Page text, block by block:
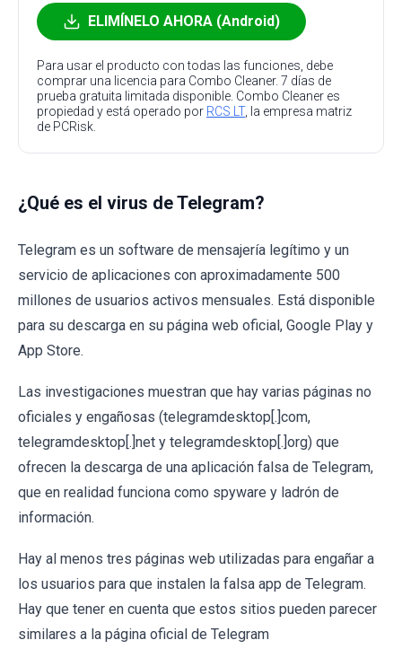
ELIMÍNELO AHORA (Android)
Para usar el producto con todas las funciones, debe
comprar una licencia para Combo Cleaner. 7 días de
prueba gratuita limitada disponible. Combo Cleaner es
propiedad y está operado por RCS LT, la empresa matriz
de PCRisk.
¿Qué es el virus de Telegram?
Telegram es un software de mensajería legítimo y un
servicio de aplicaciones con aproximadamente 500
millones de usuarios activos mensuales. Está disponible
para su descarga en su página web oficial, Google Play y
App Store.
Las investigaciones muestran que hay varias páginas no
oficiales y engañosas (telegramdesktop[.]com,
telegramdesktop[.]net y telegramdesktop[.]org) que
ofrecen la descarga de una aplicación falsa de Telegram,
que en realidad funciona como spyware y ladrón de
información.
Hay al menos tres páginas web utilizadas para engañar a
los usuarios para que instalen la falsa app de Telegram.
Hay que tener en cuenta que estos sitios pueden parecer
similares a la página oficial de Telegram